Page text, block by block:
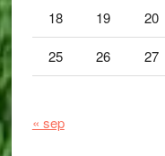
18 19 20
25 26 27
« sep